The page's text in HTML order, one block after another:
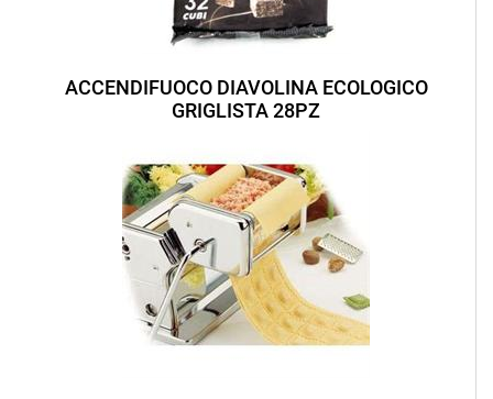
ACCENDIFUOCO DIAVOLINA ECOLOGICO
GRIGLISTA 28PZ